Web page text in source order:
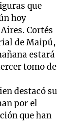
que
hoy
Cortés
de Maipú,
estará
tomo de
destacó su
por el
que han